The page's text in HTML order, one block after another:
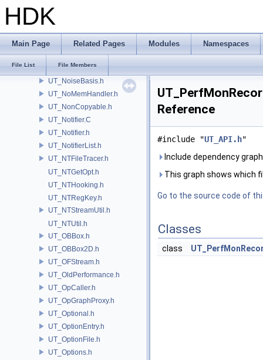
HDK
Main Page Related Pages Modules Namespaces
File List File Members
UT_NetPacket.h
UT_NetStream.h
UT_NetUtil.h
UT_Noise.h
UT_NoiseBasis.h
UT_NoMemHandler.h
UT_NonCopyable.h
UT_Notifier.C
UT_Notifier.h
UT_NotifierList.h
UT_NTFileTracer.h
UT_NTGetOpt.h
UT_NTHooking.h
UT_NTRegKey.h
UT_NTStreamUtil.h
UT_NTUtil.h
UT_OBBox.h
UT_OBBox2D.h
UT_OFStream.h
UT_OldPerformance.h
UT_OpCaller.h
UT_OpGraphProxy.h
UT_Optional.h
UT_OptionEntry.h
UT_OptionFile.h
UT_Options.h
Reference
#include "UT_API.h"
Include dependency
This graph shows which
Go to the source code of
Classes
class